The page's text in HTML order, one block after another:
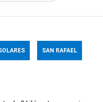
SAN RAFAEL